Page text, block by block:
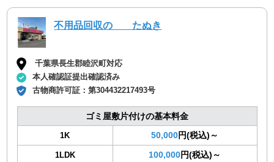
不用品回収の たぬき
千葉県長生郡睦沢町対応
本人確認証提出確認済み
古物商許可証：第304432217493号
ゴミ屋敷片付けの基本料金
1K 50,000円(税込)～
1LDK 100,000円(税込)～